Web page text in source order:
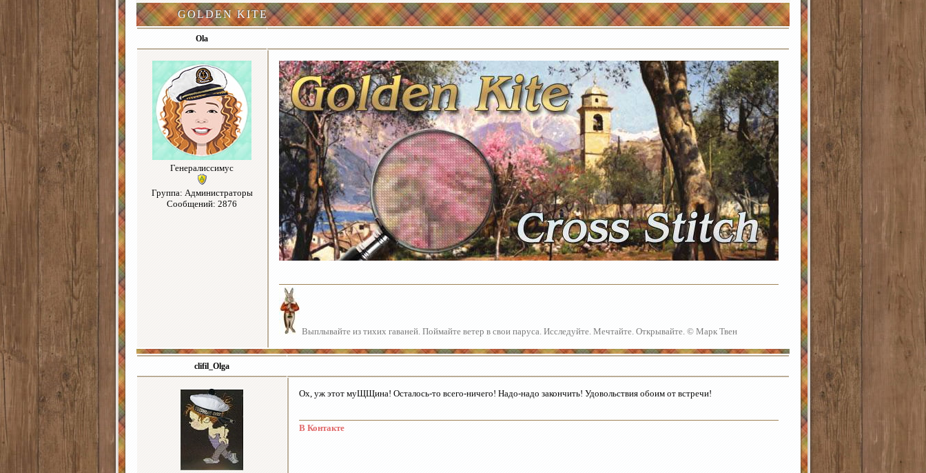
GOLDEN KITE
Ola
Генералиссимус
Группа: Администраторы
Сообщений: 2876
Выплывайте из тихих гаваней. Поймайте ветер в свои паруса. Исследуйте. Мечтайте. Открывайте. © Марк Твен
clifil_Olga
Ох, уж этот муЩЩина! Осталось-то всего-ничего! Надо-надо закончить! Удовольствия обоим от встречи!
В Контакте